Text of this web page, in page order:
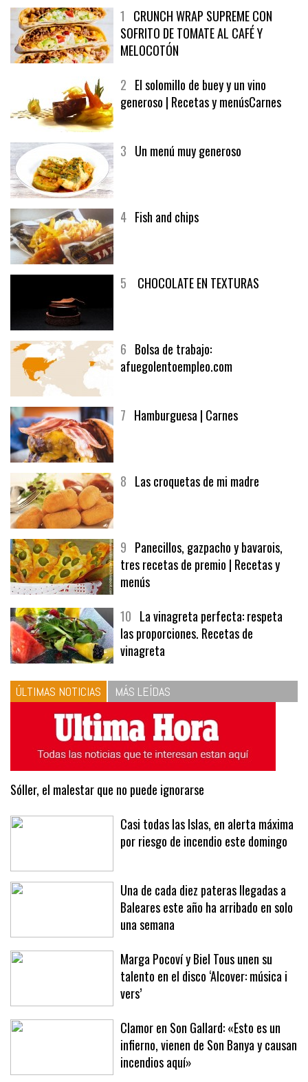
1CRUNCH WRAP SUPREME CON
SOFRITO DE TOMATE AL CAFÉ Y
MELOCOTÓN
2El solomillo de buey y un vino
6Bolsa de trabajo:
9Panecillos, gazpacho y bavarois,
tres recetas de premio | Recetas y
menús
10La vinagreta perfecta: respeta
las proporciones. Recetas de
vinagreta
ÚLTIMAS NOTICIAS MÁS LEÍDAS
Sóller, el malestar que no puede ignorarse
Casi todas las Islas, en alerta máxima
Una de cada diez pateras llegadas a
Baleares este año ha arribado en solo
una semana
Marga Pocoví y Biel Tous unen su
talento en el disco ‘Alcover: música i
vers’
Clamor en Son Gallard: «Esto es un
infierno, vienen de Son Banya y causan